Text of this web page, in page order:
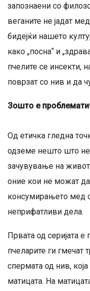
запознаени со
веганите не јадат
бидејќи нашeто
како „посна“ и
пчелите се инсекти,
поврзат со нив и да
Зошто е
Од етичка гледна
одземе нешто што не
зачувување на
оние кои не можат да
консумирањето мед
неприфатливи дела.
Првата од серијата
пчеларите ги гмечат
спермата од нив,
матицата. На